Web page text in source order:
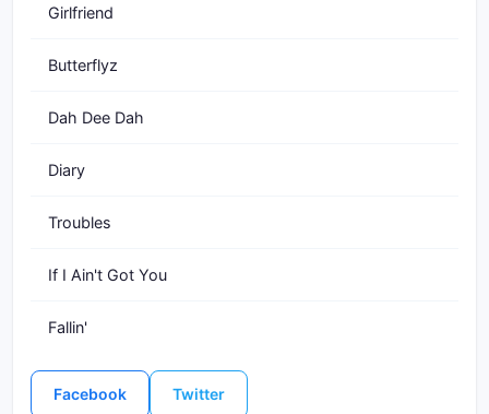
Girlfriend
Butterflyz
Dah Dee Dah
Diary
Troubles
If I Ain't Got You
Fallin'
Facebook Twitter